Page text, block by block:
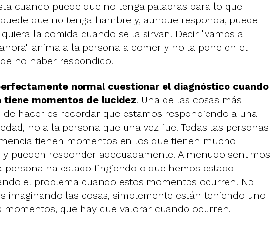
cuando puede que no tenga palabras para lo que
que no tenga hambre y, aunque responda, puede
la comida cuando se la sirvan. Decir "vamos a
anima a la persona a comer y no la pone en el
no haber respondido.
normal cuestionar el diagnóstico cuando
tiene momentos de lucidez. Una de las cosas más
de hacer es recordar que estamos respondiendo a una
no a la persona que una vez fue. Todas las personas
tienen momentos en los que tienen mucho
y pueden responder adecuadamente. A menudo sentimos
persona ha estado fingiendo o que hemos estado
el problema cuando estos momentos ocurren. No
imaginando las cosas, simplemente están teniendo uno
momentos, que hay que valorar cuando ocurren.